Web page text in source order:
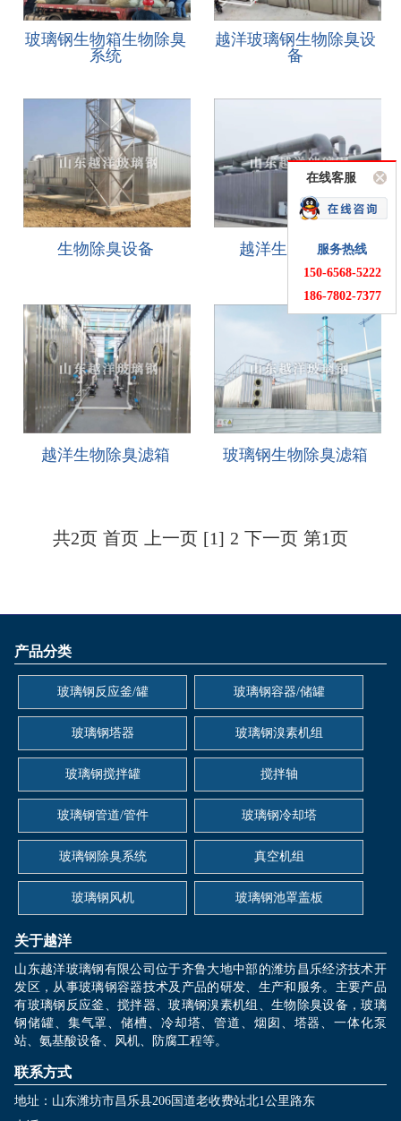
玻璃钢生物箱生物除臭
系统
越洋玻璃钢生物除臭设
备
生物除臭设备 越洋生物除臭箱
越洋生物除臭滤箱 玻璃钢生物除臭滤箱
共2页 首页 上一页 [1] 2 下一页 第1页
产品分类
玻璃钢反应釜/罐 玻璃钢容器/储罐
玻璃钢塔器 玻璃钢溴素机组
玻璃钢搅拌罐 搅拌轴
玻璃钢管道/管件 玻璃钢冷却塔
玻璃钢除臭系统 真空机组
玻璃钢风机 玻璃钢池罩盖板
关于越洋
山东越洋玻璃钢有限公司位于齐鲁大地中部的潍坊昌乐经济技术开
发区，从事玻璃钢容器技术及产品的研发、生产和服务。主要产品
有玻璃钢反应釜、搅拌器、玻璃钢溴素机组、生物除臭设备，玻璃
钢储罐、集气罩、储槽、冷却塔、管道、烟囱、塔器、一体化泵
站、氨基酸设备、风机、防腐工程等。
联系方式
地址：山东潍坊市昌乐县206国道老收费站北1公里路东
在线客服
服务热线
150-6568-5222
186-7802-7377